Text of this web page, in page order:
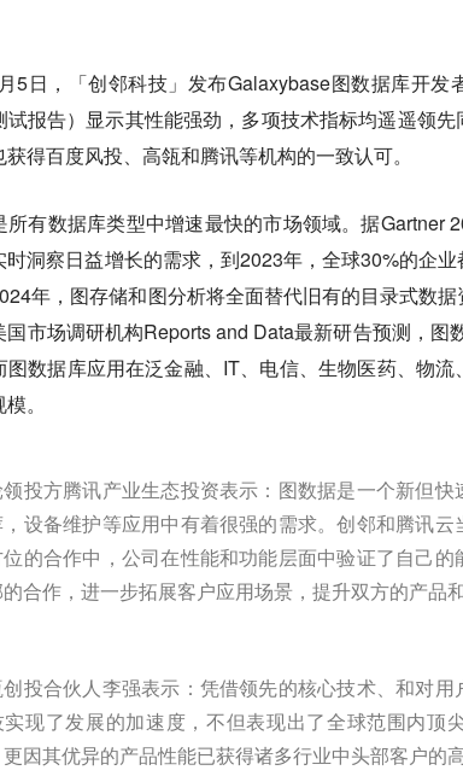
5日，「创邻科技」发布Galaxybase图数据库开发
试报告）显示其性能强劲，多项技术指标均遥遥领
得百度风投、高瓴和腾讯等机构的一致认可。
所有数据库类型中增速最快的市场领域。据Gartner
时洞察日益增长的需求，到2023年，全球30%的企
年，图存储和图分析将全面替代旧有的目录式数
国市场调研机构Reports and Data最新研告预测，图
图数据库应用在泛金融、IT、电信、生物医药、物
。
投方腾讯产业生态投资表示：图数据是一个新但
设备维护等应用中有着很强的需求。创邻和腾讯
的合作中，公司在性能和功能层面中验证了自己
合作，进一步拓展客户应用场景，提升双方的产品和
投合伙人李强表示：凭借领先的核心技术、和对
现了发展的加速度，不但表现出了全球范围内顶
因其优异的产品性能已获得诸多行业中头部客户的高